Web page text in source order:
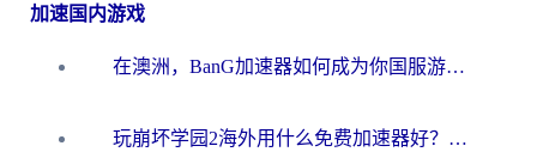
加速国内游戏
在澳洲，BanG加速器如何成为你国服游戏的“时光机”？
玩崩坏学园2海外用什么免费加速器好？2026海外党亲测国服游戏加速指南